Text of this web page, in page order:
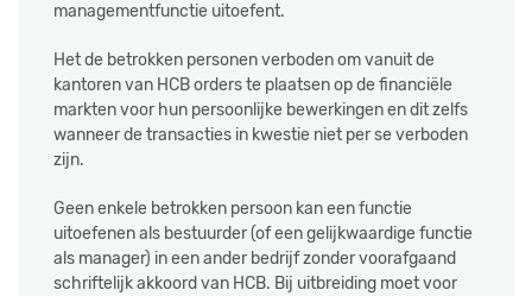
managementfunctie uitoefent.
Het de betrokken personen verboden om vanuit de
kantoren van HCB orders te plaatsen op de financiële
markten voor hun persoonlijke bewerkingen en dit zelfs
wanneer de transacties in kwestie niet per se verboden
zijn.
Geen enkele betrokken persoon kan een functie
uitoefenen als bestuurder (of een gelijkwaardige functie
als manager) in een ander bedrijf zonder voorafgaand
schriftelijk akkoord van HCB. Bij uitbreiding moet voor